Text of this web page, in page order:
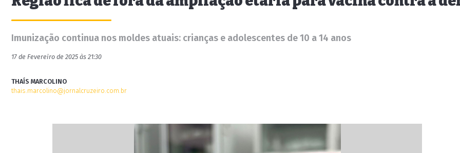
Imunização continua nos moldes atuais: crianças e adolescentes de 10 a 14 anos
17 de Fevereiro de 2025 às 21:30
THAÍS MARCOLINO
thais.marcolino@jornalcruzeiro.com.br